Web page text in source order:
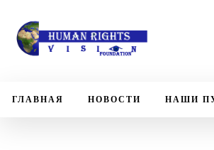
ГЛАВНАЯ НОВОСТИ НАШИ